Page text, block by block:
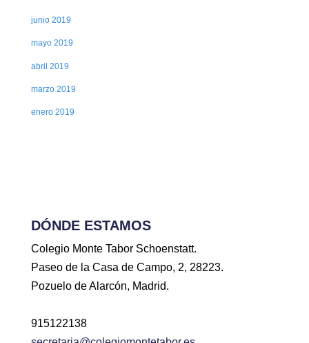
junio 2019
mayo 2019
abril 2019
marzo 2019
enero 2019
DÓNDE ESTAMOS
Colegio Monte Tabor Schoenstatt.
Paseo de la Casa de Campo, 2, 28223.
Pozuelo de Alarcón, Madrid.
915122138